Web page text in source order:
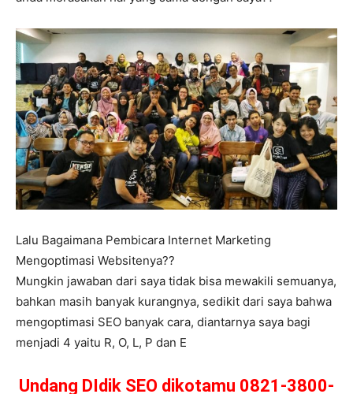
Lalu Bagaimana Pembicara Internet Marketing
Mengoptimasi Websitenya??
Mungkin jawaban dari saya tidak bisa mewakili semuanya,
bahkan masih banyak kurangnya, sedikit dari saya bahwa
mengoptimasi SEO banyak cara, diantarnya saya bagi
menjadi 4 yaitu R, O, L, P dan E
Undang DIdik SEO dikotamu 0821-3800-